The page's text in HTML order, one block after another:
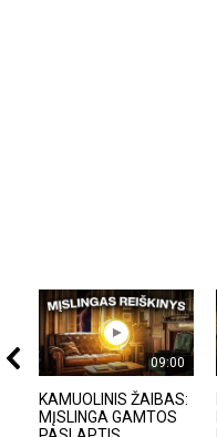
09:00
KAMUOLINIS ŽAIBAS:
MĮSLINGA GAMTOS